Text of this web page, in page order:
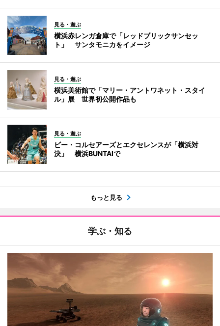
見る・遊ぶ
横浜赤レンガ倉庫で「レッドブリックサンセッ
ト」 サンタモニカをイメージ
見る・遊ぶ
横浜美術館で「マリー・アントワネット・スタイ
ル」展 世界初公開作品も
見る・遊ぶ
ビー・コルセアーズとエクセレンスが「横浜対
決」 横浜BUNTAIで
もっと見る
学ぶ・知る